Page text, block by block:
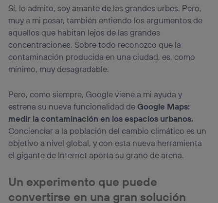
Sí, lo admito, soy amante de las grandes urbes. Pero,
muy a mi pesar, también entiendo los argumentos de
aquellos que habitan lejos de las grandes
concentraciones. Sobre todo reconozco que la
contaminación producida en una ciudad, es, como
mínimo, muy desagradable.
Pero, como siempre, Google viene a mi ayuda y
estrena su nueva funcionalidad de Google Maps:
medir la contaminación en los espacios urbanos.
Concienciar a la población del cambio climático es un
objetivo a nivel global, y con esta nueva herramienta
el gigante de Internet aporta su grano de arena.
Un experimento que puede
convertirse en una gran solución
(p. ej., número de teléfono móvil).
Este identificador se asigna a la conexión de internet, por
lo que cualquier persona que conecte su dispositivo y
consienta el uso de la tecnología recibirá el mismo
identificador. Típicamente:
Si utilizas unaconexión de banda ancha(p. ej., Wi-Fi),
el marketing o análisis se realizará en función de las
Si utilizasdatos móviles, el marketing será más
personalizado, ya que se basará únicamente en la
navegación del usuario del móvil.
Puedes gestionar los consentimientos Utiq seleccionando
“Administrar Utiq” en la parte inferior de esta página web o
visitando el
portal de privacidad de Utiq
(“consenthub”). Para más información, consulta